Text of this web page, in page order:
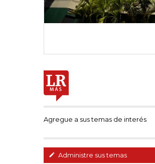
Agregue a sus temas de interés
Administre sus temas